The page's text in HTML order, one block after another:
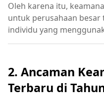
Oleh karena itu,
untuk perusahaan
individu yang
2. Ancaman
Terbaru di